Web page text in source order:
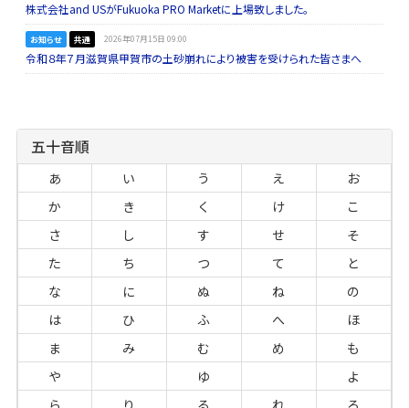
株式会社and USがFukuoka PRO Marketに上場致しました。
お知らせ 共通 2026年07月15日 09:00
令和８年７月滋賀県甲賀市の土砂崩れにより被害を受けられた皆さまへ
五十音順
あ い う え
お
か
き く け
こ
さ
し す せ
そ
た
ち つ て
と
な
に ぬ ね
の
は
ひ ふ へ
ほ
ま
み む め
も
や
ゆ
よ